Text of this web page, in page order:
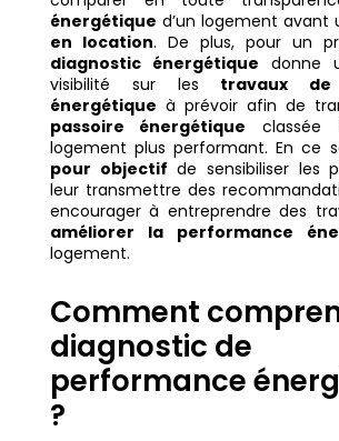
énergétique d’un logement avant
en location. De plus, pour un
diagnostic énergétique donne
visibilité sur les travaux de
énergétique à prévoir afin de
passoire énergétique classée
logement plus performant. En ce
pour objectif de sensibiliser les
leur transmettre des
encourager à entreprendre des
améliorer la performance
logement.
Comment
diagnostic de
performance
?